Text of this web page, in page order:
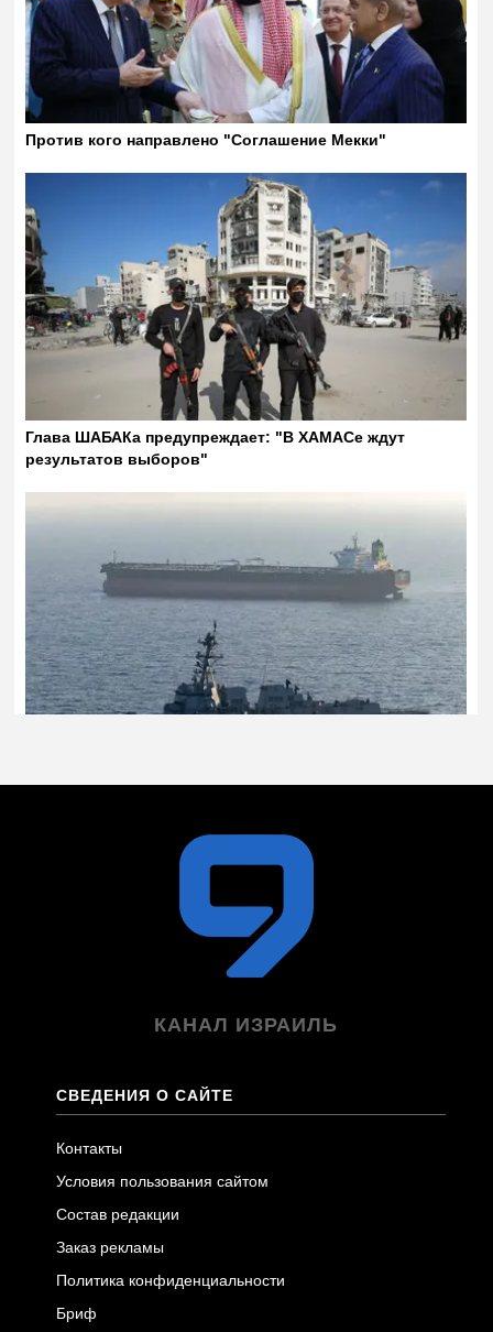
КАНАЛ ИЗРАИЛЬ
СВЕДЕНИЯ О САЙТЕ
Контакты
Условия пользования сайтом
Состав редакции
Заказ рекламы
Политика конфиденциальности
Бриф